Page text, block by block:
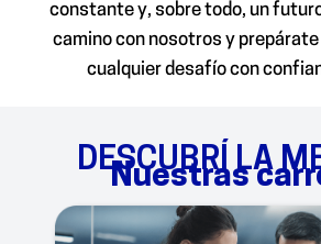
constante y, sobre todo, un
camino con nosotros y
cualquier desafío con
DESCUBRÍ LA
Nuestras